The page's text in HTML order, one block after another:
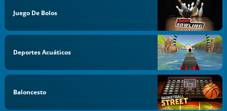
Juego De Bolos
Deportes Acuáticos
Baloncesto